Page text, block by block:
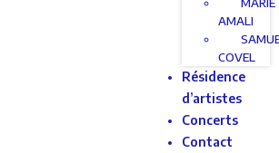
AMALI
COVEL
Résidence
d’artistes
Concerts
Contact